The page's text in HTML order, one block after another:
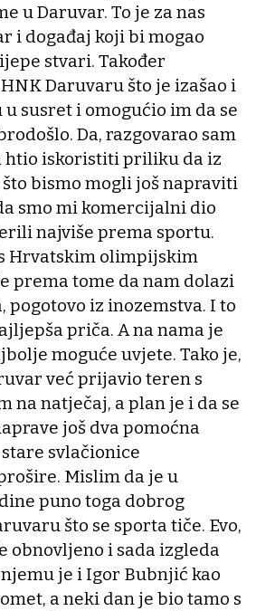
u Daruvar. To je za nas
i događaj koji bi mogao
stvari. Također
Daruvaru što je izašao i
susret i omogućio im da se
Da, razgovarao sam
htio iskoristiti priliku da iz
bismo mogli još napraviti
smo mi komercijalni dio
najviše prema sportu.
Hrvatskim olimpijskim
prema tome da nam dolazi
pogotovo iz inozemstva. I to
priča. A na nama je
moguće uvjete. Tako je,
već prijavio teren s
na natječaj, a plan je i da se
još dva pomoćna
svlačionice
Mislim da je u
puno toga dobrog
što se sporta tiče. Evo,
obnovljeno i sada izgleda
je i Igor Bubnjić kao
a neki dan je bio tamo s